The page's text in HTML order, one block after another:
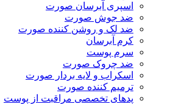
اسپری آبرسان صورت
ضد جوش صورت
ضد لک و روشن کننده صورت
کرم آبرسان
سرم پوست
ضد چروک صورت
اسکراب و لایه بردار صورت
ترمیم کننده صورت
پدهای تخصصی مراقبت از پوست